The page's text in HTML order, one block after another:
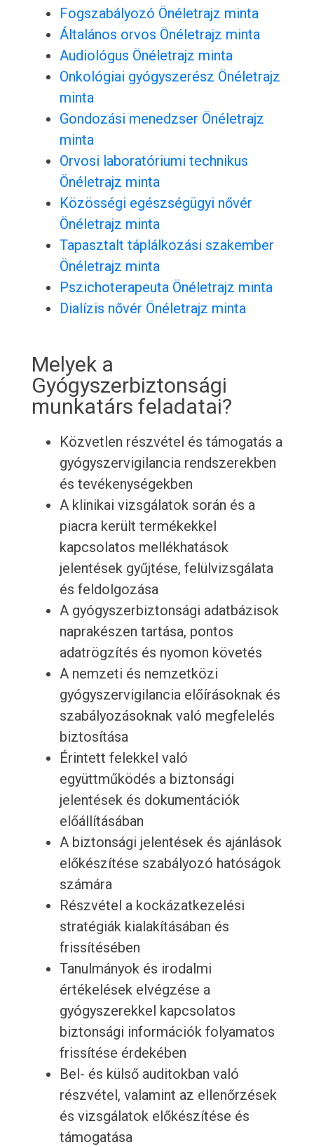
Fogszabályozó Önéletrajz minta
Általános orvos Önéletrajz minta
Audiológus Önéletrajz minta
Onkológiai gyógyszerész Önéletrajz
minta
Gondozási menedzser Önéletrajz
minta
Orvosi laboratóriumi technikus
Önéletrajz minta
Közösségi egészségügyi nővér
Önéletrajz minta
Tapasztalt táplálkozási szakember
Önéletrajz minta
Pszichoterapeuta Önéletrajz minta
Dialízis nővér Önéletrajz minta
Melyek a
Gyógyszerbiztonsági
munkatárs feladatai?
Közvetlen részvétel és támogatás a
gyógyszervigilancia rendszerekben
és tevékenységekben
A klinikai vizsgálatok során és a
piacra került termékekkel
kapcsolatos mellékhatások
jelentések gyűjtése, felülvizsgálata
és feldolgozása
A gyógyszerbiztonsági adatbázisok
naprakészen tartása, pontos
adatrögzítés és nyomon követés
A nemzeti és nemzetközi
gyógyszervigilancia előírásoknak és
szabályozásoknak való megfelelés
biztosítása
Érintett felekkel való
együttműködés a biztonsági
jelentések és dokumentációk
előállításában
A biztonsági jelentések és ajánlások
előkészítése szabályozó hatóságok
számára
Részvétel a kockázatkezelési
stratégiák kialakításában és
frissítésében
Tanulmányok és irodalmi
értékelések elvégzése a
gyógyszerekkel kapcsolatos
biztonsági információk folyamatos
frissítése érdekében
Bel- és külső auditokban való
részvétel, valamint az ellenőrzések
és vizsgálatok előkészítése és
támogatása